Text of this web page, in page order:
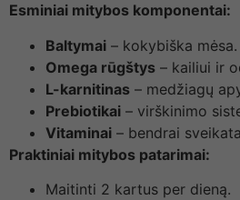
Esminiai mitybos komponentai:
Baltymai – kokybiška mėsa.
Omega rūgštys – kailiui ir
L-karnitinas – medžiagų
Prebiotikai – virškinimo
Vitaminai – bendrai
Praktiniai mitybos patarimai:
Maitinti 2 kartus per dieną.